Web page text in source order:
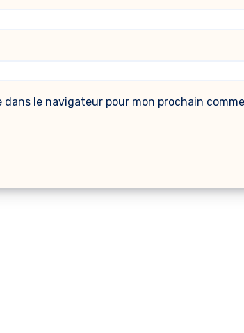
le navigateur pour mon prochain